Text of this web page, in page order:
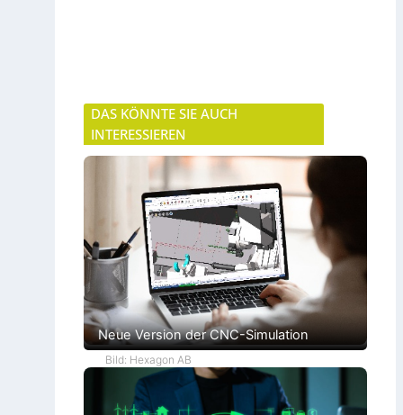
DAS KÖNNTE SIE AUCH
INTERESSIEREN
Neue Version der CNC-Simulation
Bild: Hexagon AB